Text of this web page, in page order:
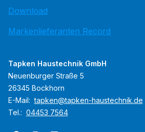
Download
Markenlieferanten Record
Tapken Haustechnik GmbH
Neuenburger Straße 5
26345 Bockhorn
E-Mail: tapken@tapken-haustechnik.de
Tel.: 04453 7564